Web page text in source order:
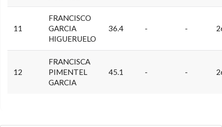
11
FRANCISCO
GARCIA
HIGUERUELO
36.4 - -
12
FRANCISCA
PIMENTEL
GARCIA
45.1 - -